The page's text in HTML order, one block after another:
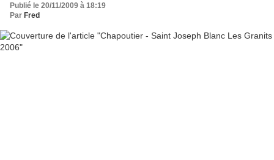
Publié le 20/11/2009 à 18:19
Par Fred